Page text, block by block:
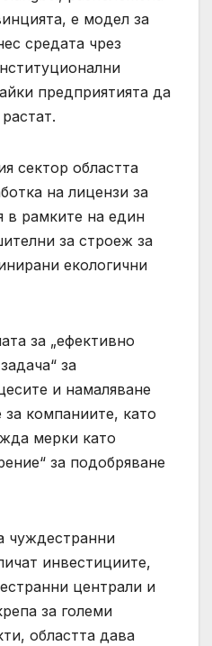
е модел за
средата чрез
предприятията да
сектор областта
на лицензи за
в рамките на един
за строеж за
екологични
за „ефективно
за
и намаляване
за компаниите, като
мерки като
за подобряване
чуждестранни
инвестициите,
централи и
за големи
областта дава